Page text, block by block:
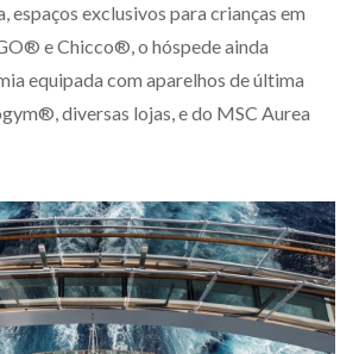
espaços exclusivos para crianças em
e Chicco®, o hóspede ainda
equipada com aparelhos de última
diversas lojas, e do MSC Aurea